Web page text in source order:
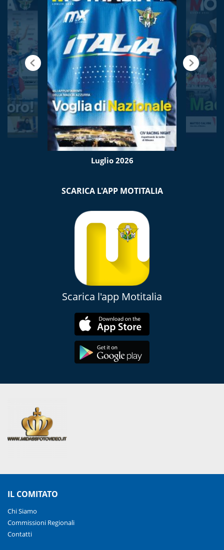
Luglio 2026
SCARICA L'APP MOTITALIA
Scarica l'app Motitalia
IL COMITATO
Chi Siamo
Commissioni Regionali
Contatti